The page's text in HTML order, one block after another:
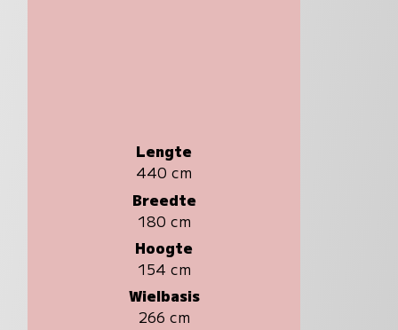
Lengte
440 cm
Breedte
180 cm
Hoogte
154 cm
Wielbasis
266 cm